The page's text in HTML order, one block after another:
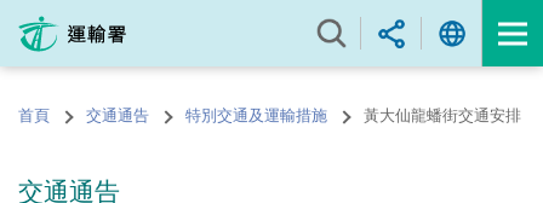
內
的首頁 交通通告 特別交通及運輸措施 黃大仙龍蟠街交通安排
交通通告